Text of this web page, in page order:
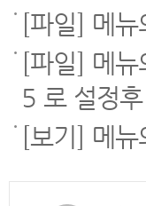
[파일] 메
[파일] 메
5 로 설정
[보기] 메